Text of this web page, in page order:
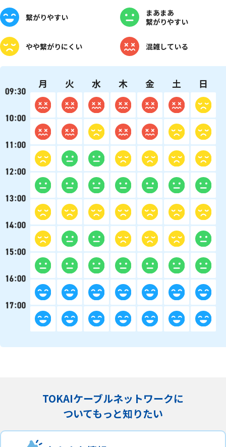
繋がりやすい
まあまあ
繋がりやすい
やや繋がりにくい 混雑している
月 火 水 木 金 土 日
TOKAIケーブルネットワークに
ついてもっと知りたい